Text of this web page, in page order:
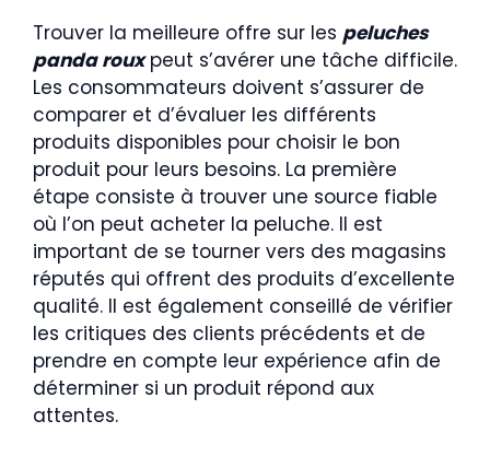
Trouver la meilleure offre sur les peluches
panda rouxpeut s’avérer une tâche difficile.
Les consommateurs doivent s’assurer de
comparer et d’évaluer les différents
produits disponibles pour choisir le bon
produit pour leurs besoins. La première
étape consiste à trouver une source fiable
où l’on peut acheter la peluche. Il est
important de se tourner vers des magasins
réputés qui offrent des produits d’excellente
qualité. Il est également conseillé de vérifier
les critiques des clients précédents et de
prendre en compte leur expérience afin de
déterminer si un produit répond aux
attentes.